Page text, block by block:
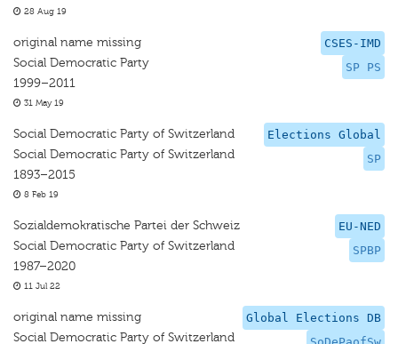
28 Aug 19
CSES-IMD
SP PS
original name missing
Social Democratic Party
1999–2011
31 May 19
Elections Global
SP
Social Democratic Party of Switzerland
Social Democratic Party of Switzerland
1893–2015
8 Feb 19
EU-NED
SPBP
Sozialdemokratische Partei der Schweiz
Social Democratic Party of Switzerland
1987–2020
11 Jul 22
Global Elections DB
original name missing
Social Democratic Party of Switzerland